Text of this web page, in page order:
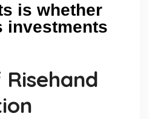
is whether
investments